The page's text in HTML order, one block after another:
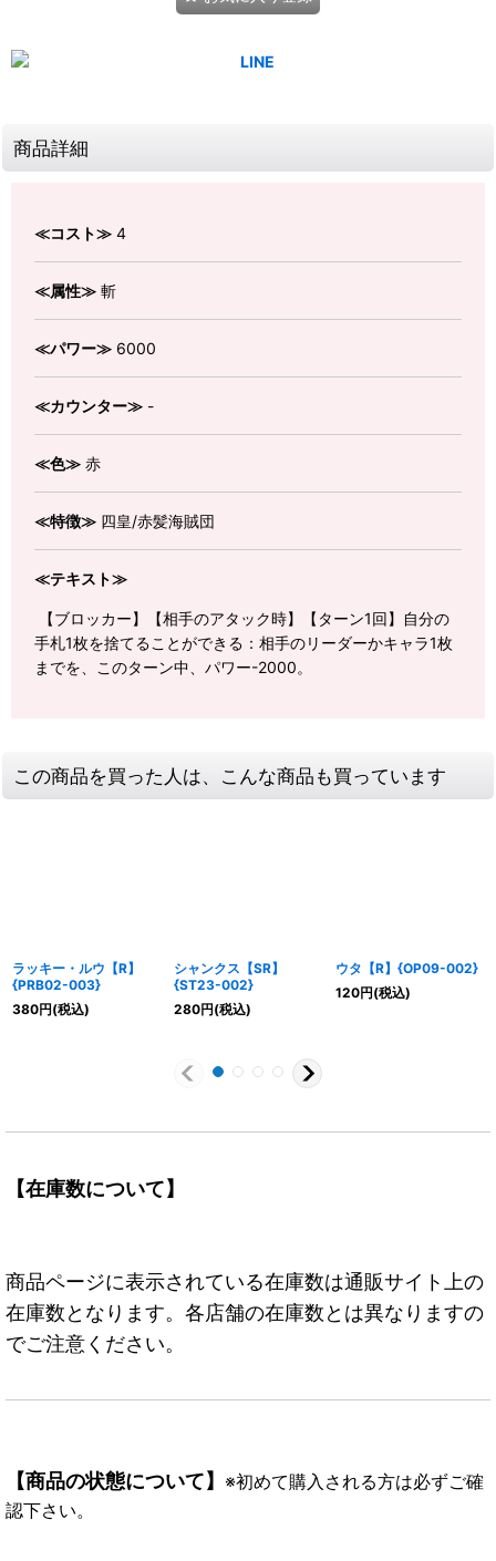
商品詳細
≪コスト≫ 4
≪属性≫ 斬
≪パワー≫ 6000
≪カウンター≫ -
≪色≫ 赤
≪特徴≫ 四皇/赤髪海賊団
≪テキスト≫
【ブロッカー】【相手のアタック時】【ターン1回】自分の
手札1枚を捨てることができる：相手のリーダーかキャラ1枚
までを、このターン中、パワー-2000。
この商品を買った人は、こんな商品も買っています
ラッキー・ルウ【R】
{PRB02-003}
380円(税込)
シャンクス【SR】
{ST23-002}
280円(税込)
ウタ【R】{OP09-002}
120円(税込)
【在庫数について】
商品ページに表示されている在庫数は通販サイト上の
在庫数となります。各店舗の在庫数とは異なりますの
でご注意ください。
【商品の状態について】 ※初めて購入される方は必ずご確
認下さい。